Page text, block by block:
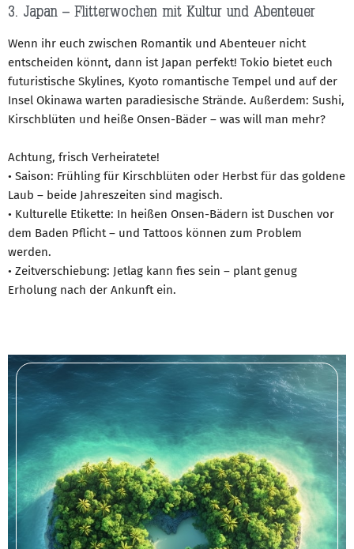
3. Japan – Flitterwochen mit Kultur und Abenteuer
Wenn ihr euch zwischen Romantik und Abenteuer nicht
entscheiden könnt, dann ist Japan perfekt! Tokio bietet euch
futuristische Skylines, Kyoto romantische Tempel und auf der
Insel Okinawa warten paradiesische Strände. Außerdem: Sushi,
Kirschblüten und heiße Onsen-Bäder – was will man mehr?
Achtung, frisch Verheiratete!
• Saison: Frühling für Kirschblüten oder Herbst für das goldene
Laub – beide Jahreszeiten sind magisch.
• Kulturelle Etikette: In heißen Onsen-Bädern ist Duschen vor
dem Baden Pflicht – und Tattoos können zum Problem
werden.
• Zeitverschiebung: Jetlag kann fies sein – plant genug
Erholung nach der Ankunft ein.